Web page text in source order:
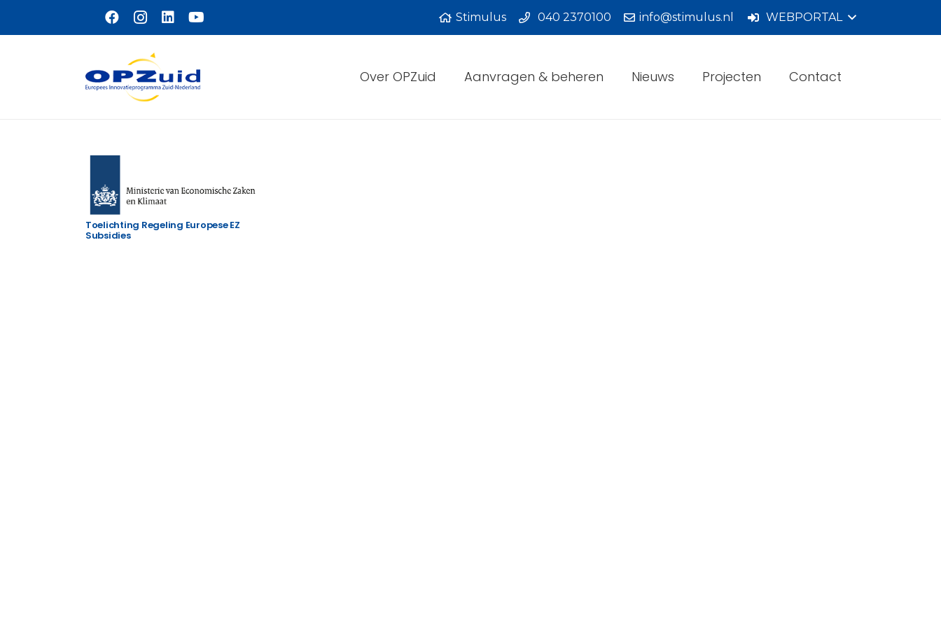
Naar hoofdinhoud
Stimulus 040 2370100 info@stimulus.nl WEBPORTAL
Over OPZuid Aanvragen & beheren Nieuws Projecten Contact
Toelichting Regeling Europese EZ
Subsidies